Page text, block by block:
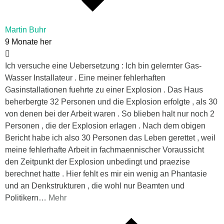
Martin Buhr
9 Monate her
Ich versuche eine Uebersetzung : Ich bin gelernter Gas-
Wasser Installateur . Eine meiner fehlerhaften
Gasinstallationen fuehrte zu einer Explosion . Das Haus
beherbergte 32 Personen und die Explosion erfolgte , als 30
von denen bei der Arbeit waren . So blieben halt nur noch 2
Personen , die der Explosion erlagen . Nach dem obigen
Bericht habe ich also 30 Personen das Leben gerettet , weil
meine fehlerhafte Arbeit in fachmaennischer Voraussicht
den Zeitpunkt der Explosion unbedingt und praezise
berechnet hatte . Hier fehlt es mir ein wenig an Phantasie
und an Denkstrukturen , die wohl nur Beamten und
Politikern… Mehr